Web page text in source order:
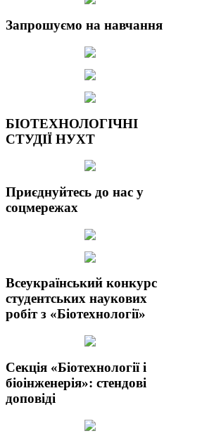
Запрошуємо на навчання
БІОТЕХНОЛОГІЧНІ
СТУДІЇ НУХТ
Приєднуйтесь до нас у
соцмережах
Всеукраїнський конкурс
студентських наукових
робіт з «Біотехнології»
Секція «Біотехнології і
біоінженерія»: стендові
доповіді